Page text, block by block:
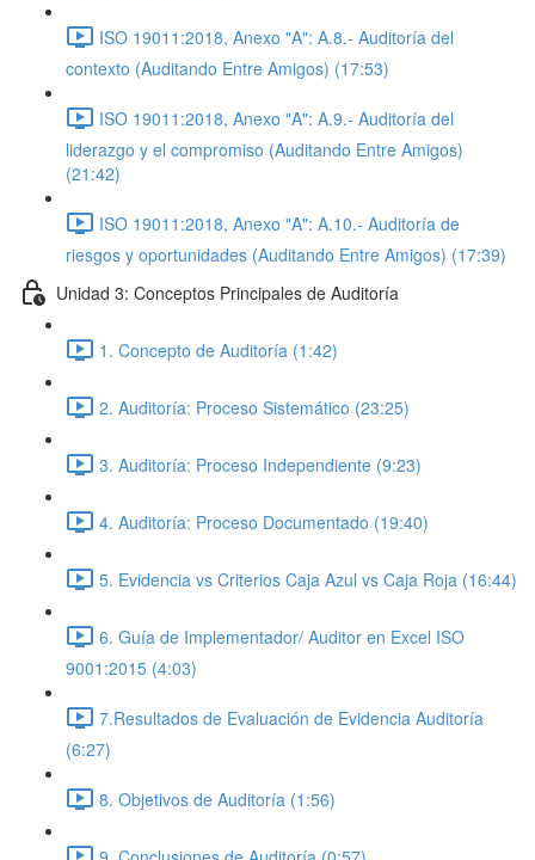
ISO 19011:2018, Anexo "A": A.8.- Auditoría del
contexto (Auditando Entre Amigos) (17:53)
ISO 19011:2018, Anexo "A": A.9.- Auditoría del
liderazgo y el compromiso (Auditando Entre Amigos)
(21:42)
ISO 19011:2018, Anexo "A": A.10.- Auditoría de
riesgos y oportunidades (Auditando Entre Amigos) (17:39)
Unidad 3: Conceptos Principales de Auditoría
1. Concepto de Auditoría (1:42)
2. Auditoría: Proceso Sistemático (23:25)
3. Auditoría: Proceso Independiente (9:23)
4. Auditoría: Proceso Documentado (19:40)
5. Evidencia vs Criterios Caja Azul vs Caja Roja (16:44)
6. Guía de Implementador/ Auditor en Excel ISO
9001:2015 (4:03)
7.Resultados de Evaluación de Evidencia Auditoría
(6:27)
8. Objetivos de Auditoría (1:56)